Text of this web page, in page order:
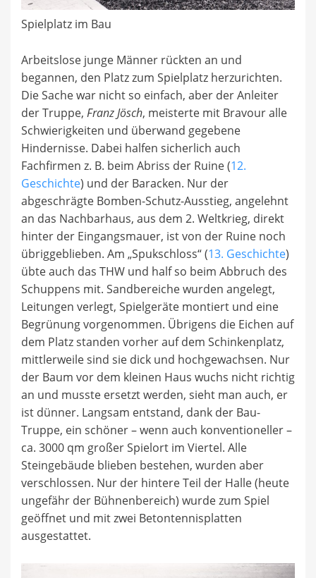
Spielplatz im Bau
Arbeitslose junge Männer rückten an und
begannen, den Platz zum Spielplatz herzurichten.
Die Sache war nicht so einfach, aber der Anleiter
der Truppe, Franz Jösch, meisterte mit Bravour alle
Schwierigkeiten und überwand gegebene
Hindernisse. Dabei halfen sicherlich auch
Fachfirmen z. B. beim Abriss der Ruine (12.
Geschichte) und der Baracken. Nur der
abgeschrägte Bomben-Schutz-Ausstieg, angelehnt
an das Nachbarhaus, aus dem 2. Weltkrieg, direkt
hinter der Eingangsmauer, ist von der Ruine noch
übriggeblieben. Am „Spukschloss“ (13. Geschichte)
übte auch das THW und half so beim Abbruch des
Schuppens mit. Sandbereiche wurden angelegt,
Leitungen verlegt, Spielgeräte montiert und eine
Begrünung vorgenommen. Übrigens die Eichen auf
dem Platz standen vorher auf dem Schinkenplatz,
mittlerweile sind sie dick und hochgewachsen. Nur
der Baum vor dem kleinen Haus wuchs nicht richtig
an und musste ersetzt werden, sieht man auch, er
ist dünner. Langsam entstand, dank der Bau-
Truppe, ein schöner – wenn auch konventioneller –
ca. 3000 qm großer Spielort im Viertel. Alle
Steingebäude blieben bestehen, wurden aber
verschlossen. Nur der hintere Teil der Halle (heute
ungefähr der Bühnenbereich) wurde zum Spiel
geöffnet und mit zwei Betontennisplatten
ausgestattet.